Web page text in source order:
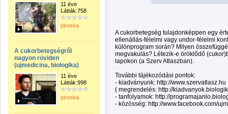
11 éve
Látták:758
piroska
A cukorbetegségről
nagyon röviden
(ujmedicina, biologika)
11 éve
Látták:998
piroska
A cukorbetegség tulajdonképpen egy
ellenállás-félelmi vagy undor-félelmi
különprogram során? Milyen
megvakulás? Létezik-e öröklődő
lapokon (a Szerv Atlaszban).
További tájékozódási pontok:
- kiadványunk: http://www.szervatlasz.hu
( megrendelés: http://
- tanfolyamok: http://
- közösség: http://www.facebook.com/